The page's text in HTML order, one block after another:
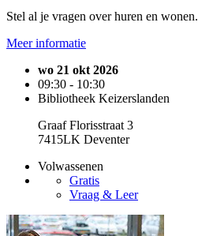
Stel al je vragen over huren en wonen.
Meer informatie
wo 21 okt 2026
09:30 - 10:30
Bibliotheek Keizerslanden
Graaf Florisstraat 3
7415LK Deventer
Volwassenen
Gratis
Vraag & Leer